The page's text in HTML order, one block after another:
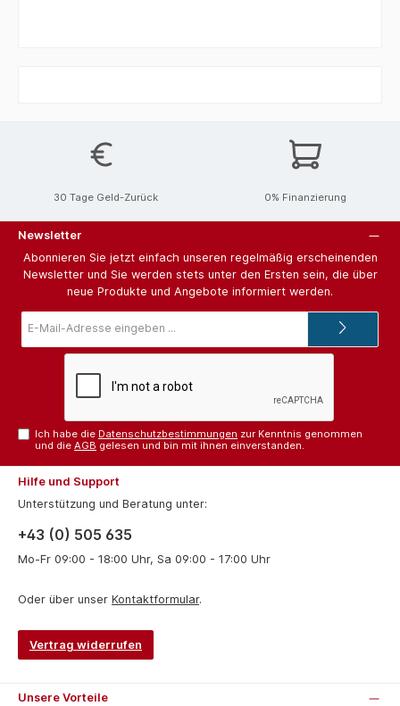
30 Tage Geld-Zurück 0% Finanzierung
Newsletter
Abonnieren Sie jetzt einfach unseren regelmäßig erscheinenden
Newsletter und Sie werden stets unter den Ersten sein, die über
neue Produkte und Angebote informiert werden.
Mail-
Ich habe die Datenschutzbestimmungen zur Kenntnis genommen
und dieAGB gelesen und bin mit ihnen einverstanden.
Hilfe und Support
Unterstützung und Beratung unter:
+43 (0) 505 635
Mo-Fr 09:00 - 18:00 Uhr, Sa 09:00 - 17:00 Uhr
Oder über unser Kontaktformular.
Vertrag widerrufen
Unsere Vorteile